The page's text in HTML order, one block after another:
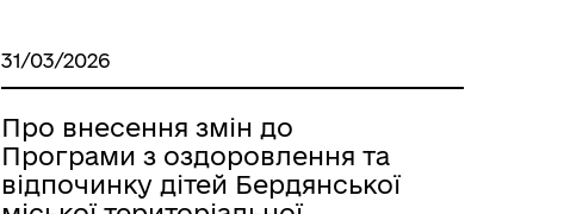
31/03/2026
Про внесення змін до
Програми з оздоровлення та
відпочинку дітей Бердянської